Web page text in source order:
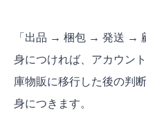
「出品 → 梱包 → 発送 →
身につければ、アカウン
庫物販に移行した後の判
身につきます。